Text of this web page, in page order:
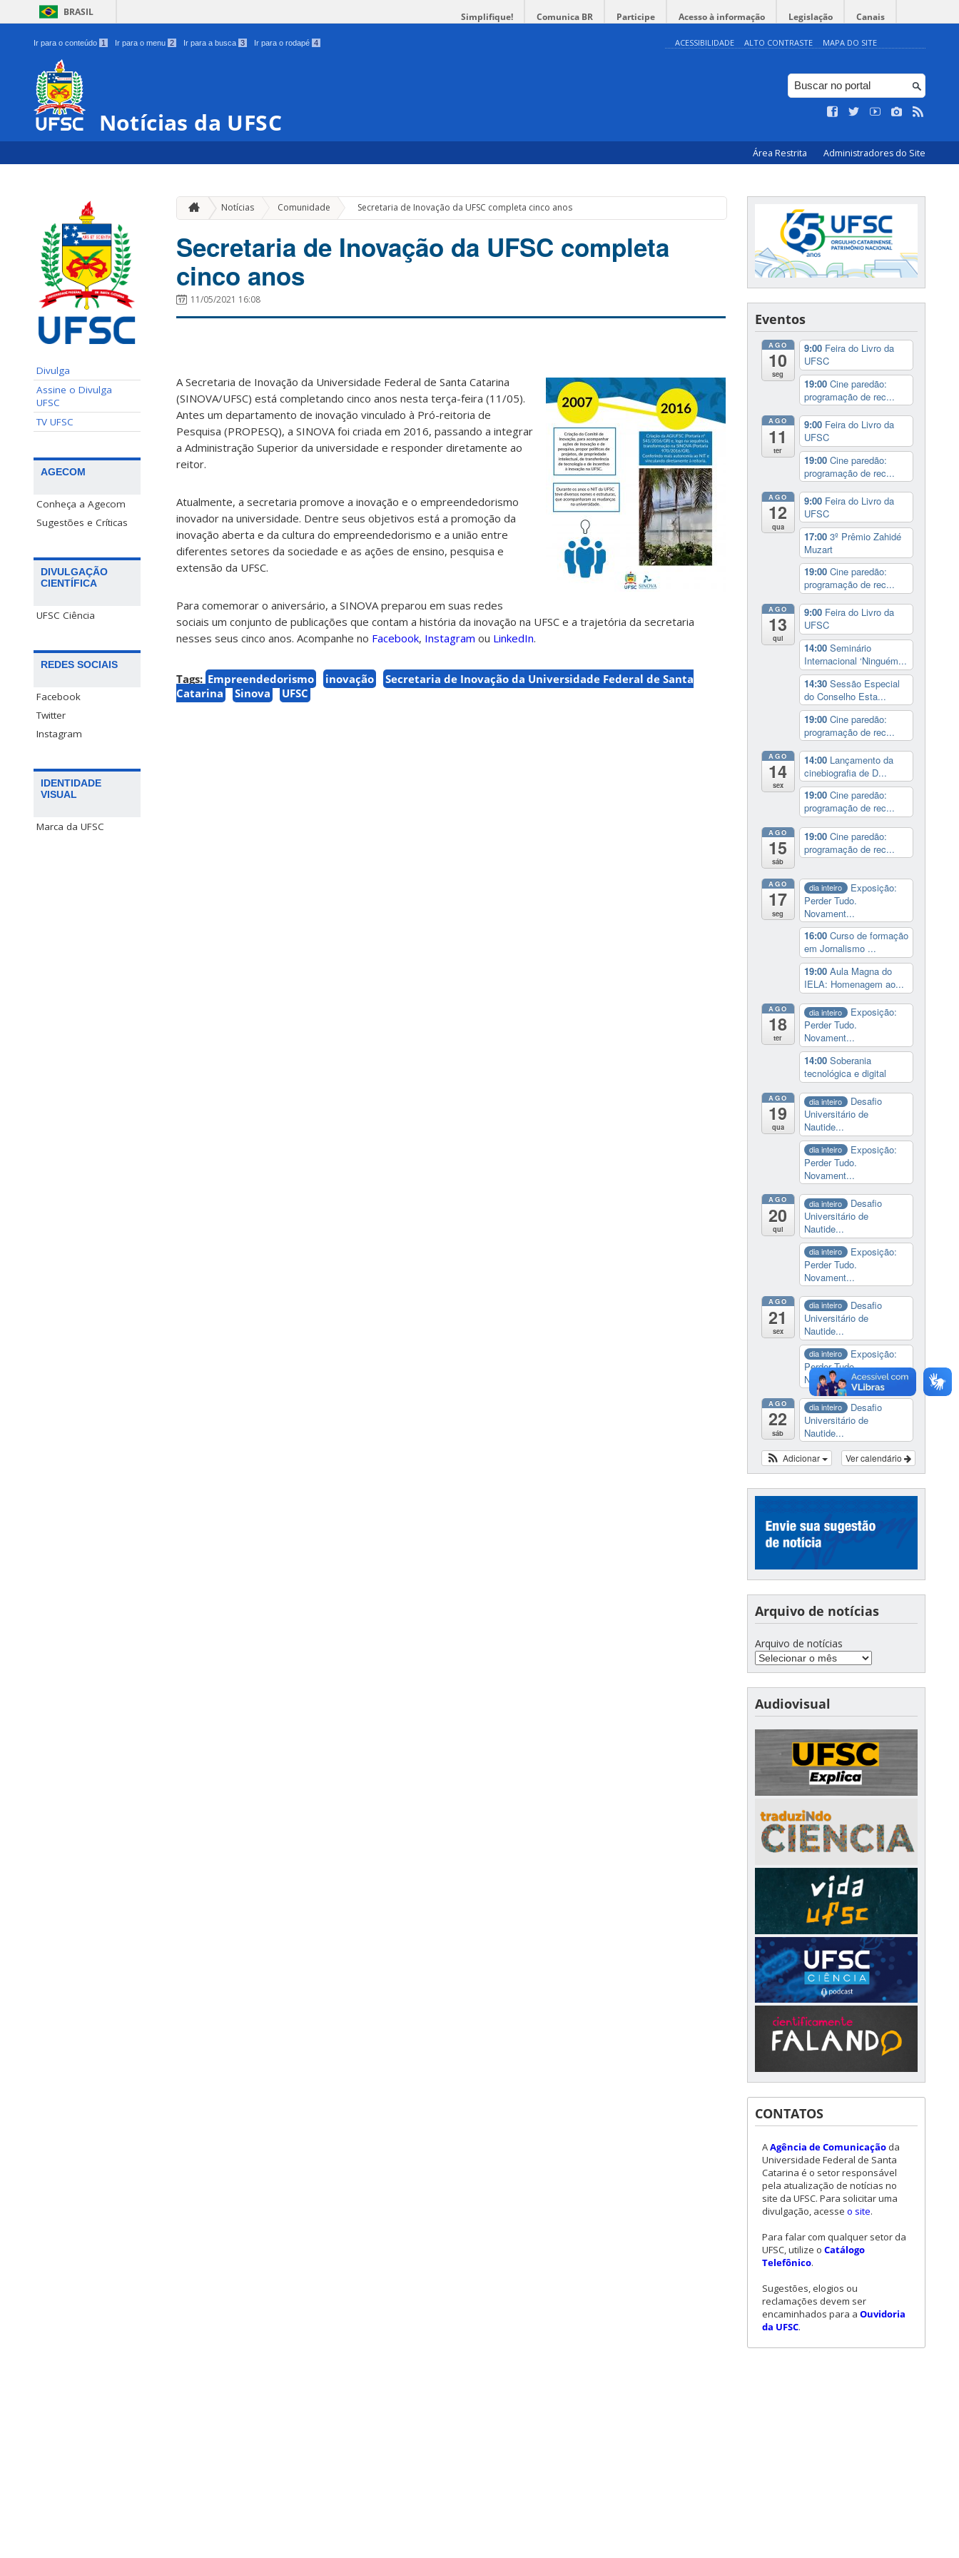
BRASIL Simplifique! Comunica BR Participe Acesso à informação Legislação Canais
Ir para o conteúdo 1 Ir para o menu 2 Ir para a busca 3 Ir para o rodapé 4 ACESSIBILIDADE ALTO CONTRASTE MAPA DO SITE
Notícias da UFSC
Área Restrita Administradores do Site
Divulga
Assine o Divulga
UFSC
TV UFSC
AGECOM
Conheça a Agecom
Sugestões e Críticas
DIVULGAÇÃO
CIENTÍFICA
UFSC Ciência
REDES SOCIAIS
Facebook
Twitter
Instagram
IDENTIDADE
VISUAL
Marca da UFSC
Notícias Comunidade » Secretaria de Inovação da UFSC completa cinco anos
Secretaria de Inovação da UFSC completa
cinco anos
11/05/2021 16:08
A Secretaria de Inovação da Universidade Federal de Santa Catarina
(SINOVA/UFSC) está completando cinco anos nesta terça-feira (11/05).
Antes um departamento de inovação vinculado à Pró-reitoria de
Pesquisa (PROPESQ), a SINOVA foi criada em 2016, passando a integrar
a Administração Superior da universidade e responder diretamente ao
reitor.
Atualmente, a secretaria promove a inovação e o empreendedorismo
inovador na universidade. Dentre seus objetivos está a promoção da
inovação aberta e da cultura do empreendedorismo e a união entre
diferentes setores da sociedade e as ações de ensino, pesquisa e
extensão da UFSC.
Para comemorar o aniversário, a SINOVA preparou em suas redes
sociais um conjunto de publicações que contam a história da inovação na UFSC e a trajetória da secretaria
nesses seus cinco anos. Acompanhe no Facebook, Instagram ou LinkedIn.
Tags: Empreendedorismo inovação
Secretaria de Inovação da Universidade Federal de Santa
Catarina
Sinova UFSC
Eventos
AGO
10
seg
9:00 Feira do Livro da
UFSC
19:00 Cine paredão:
programação de rec...
AGO
11
ter
9:00 Feira do Livro da
UFSC
19:00 Cine paredão:
programação de rec...
AGO
12
qua
9:00 Feira do Livro da
UFSC
17:00 3º Prêmio Zahidé
Muzart
19:00 Cine paredão:
programação de rec...
AGO
13
qui
9:00 Feira do Livro da
UFSC
14:00 Seminário
Internacional ‘Ninguém...
14:30 Sessão Especial
do Conselho Esta...
19:00 Cine paredão:
programação de rec...
AGO
14
sex
14:00 Lançamento da
cinebiografia de D...
19:00 Cine paredão:
programação de rec...
AGO
15
sáb
19:00 Cine paredão:
programação de rec...
AGO
17
seg
dia inteiro
Exposição:
Perder Tudo.
Novament...
16:00 Curso de formação
em Jornalismo ...
19:00 Aula Magna do
IELA: Homenagem ao...
AGO
18
ter
dia inteiro
Exposição:
Perder Tudo.
Novament...
14:00 Soberania
tecnológica e digital
AGO
19
qua
dia inteiro
Desafio
Universitário de
Nautide...
dia inteiro
Exposição:
Perder Tudo.
Novament...
AGO
20
qui
dia inteiro
Desafio
Universitário de
Nautide...
dia inteiro
Exposição:
Perder Tudo.
Novament...
AGO
21
sex
dia inteiro
Desafio
Universitário de
Nautide...
dia inteiro
Exposição:
Perder Tudo.
Novament...
AGO
22
sáb
dia inteiro
Desafio
Universitário de
Nautide...
Ver calendário
Adicionar
Arquivo de notícias
Arquivo de notícias
Audiovisual
CONTATOS
AAgência de Comunicação da
Universidade Federal de Santa
Catarina é o setor responsável
pela atualização de notícias no
site da UFSC. Para solicitar uma
divulgação, acesse o site.
Para falar com qualquer setor da
UFSC, utilize o Catálogo
Telefônico.
Sugestões, elogios ou
reclamações devem ser
encaminhados para a Ouvidoria
da UFSC.